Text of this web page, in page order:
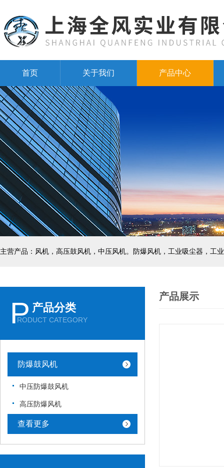
首页 关于我们 产品中心
主营产品：风机，高压鼓风机，中压风机。防爆风机，工业吸尘器，工
P 产品分类
RODUCT CATEGORY
防爆鼓风机
中压防爆鼓风机
高压防爆风机
查看更多
产品展示